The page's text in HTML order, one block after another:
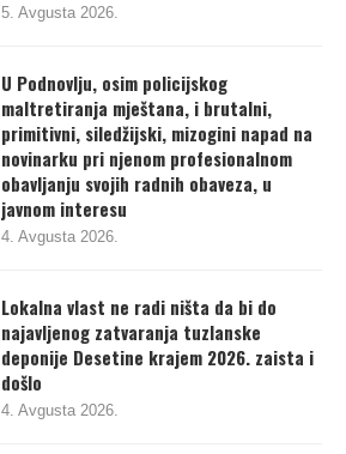
5. Avgusta 2026.
U Podnovlju, osim policijskog
maltretiranja mještana, i brutalni,
primitivni, siledžijski, mizogini napad na
novinarku pri njenom profesionalnom
obavljanju svojih radnih obaveza, u
javnom interesu
4. Avgusta 2026.
Lokalna vlast ne radi ništa da bi do
najavljenog zatvaranja tuzlanske
deponije Desetine krajem 2026. zaista i
došlo
4. Avgusta 2026.